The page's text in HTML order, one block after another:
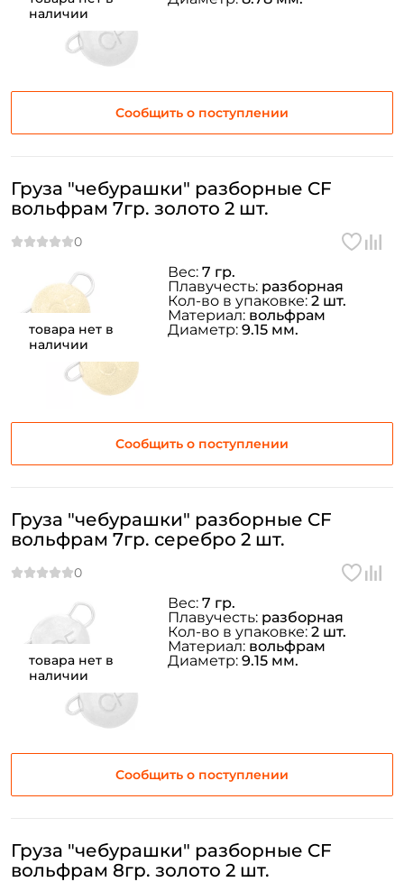
наличии
Сообщить о поступлении
товара нет в
наличии
Груза "чебурашки" разборные CF
вольфрам 7гр. золото 2 шт.
Сообщить о поступлении
Вес: 7 гр.
Плавучесть: разборная
Кол-во в упаковке:2 шт.
Материал: вольфрам
Диаметр: 9.15 мм.
товара нет в
наличии
Груза "чебурашки" разборные CF
вольфрам 7гр. серебро 2 шт.
Сообщить о поступлении
Вес: 7 гр.
Плавучесть: разборная
Кол-во в упаковке:2 шт.
Материал: вольфрам
Диаметр: 9.15 мм.
Груза "чебурашки" разборные CF
вольфрам 8гр. золото 2 шт.